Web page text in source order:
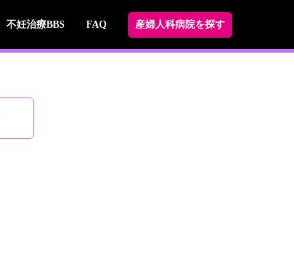
不妊治療BBS FAQ 産婦人科病院を探す